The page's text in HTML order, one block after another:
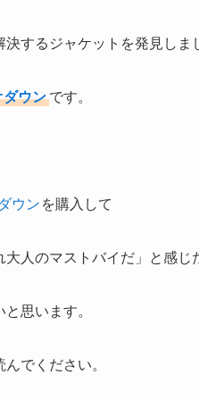
するジャケットを発見しま
ウン です。
ウン を購入して
大人のマストバイだ」と感じ
思います。
でください。